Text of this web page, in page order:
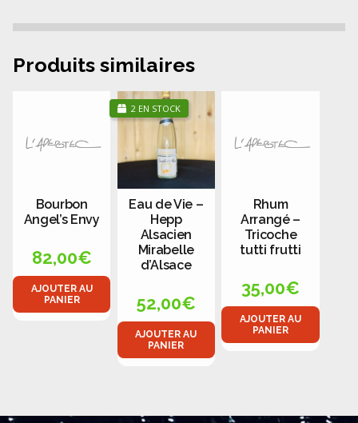
Produits similaires
Bourbon
Angel’s Envy
82,00€
AJOUTER AU
PANIER
Eau de Vie –
Hepp
Alsacien
Mirabelle
d’Alsace
52,00€
AJOUTER AU
PANIER
2 EN STOCK
Rhum
Arrangé –
Tricoche
tutti frutti
35,00€
AJOUTER AU
PANIER